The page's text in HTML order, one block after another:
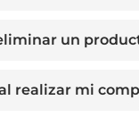
un
realizar mi